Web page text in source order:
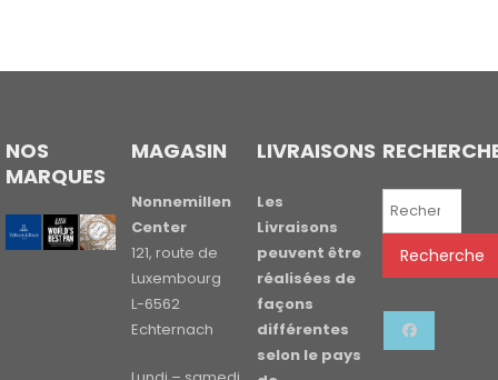
NOS
MARQUES
MAGASIN
Nonnemillen
Center
121, route de
Luxembourg
L-6562
Echternach
LIVRAISONS
Les
Livraisons
peuvent être
réalisées de
façons
différentes
selon le pays
Recherche
Recherche